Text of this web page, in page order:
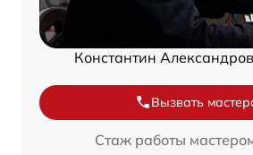
Константин
Вызвать
Стаж работы